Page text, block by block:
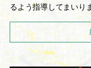
るよう指導してまいり